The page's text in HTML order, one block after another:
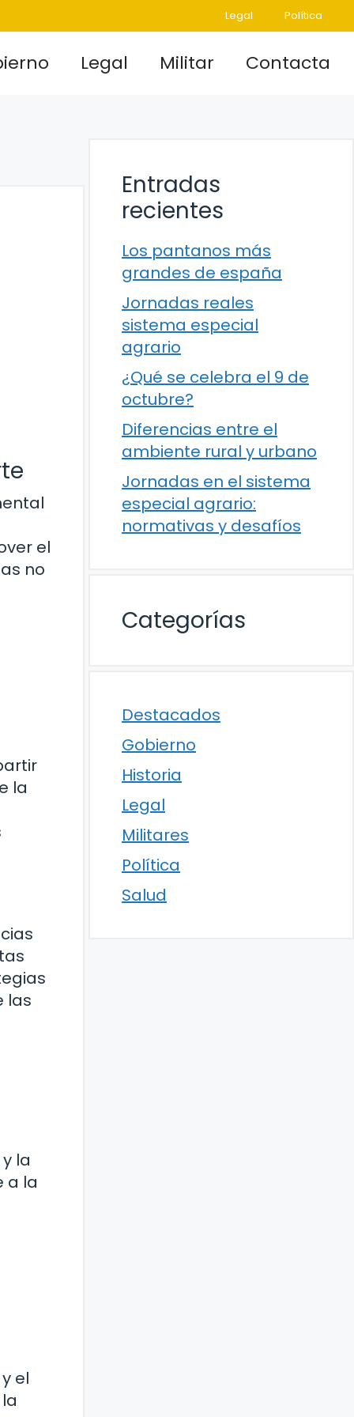
Legal Política
Legal Militar Contacta
el
no
la
las
la
a la
el
Entradas
recientes
Los pantanos más
grandes de españa
Jornadas reales
sistema especial
agrario
¿Qué se celebra el 9 de
octubre?
Diferencias entre el
ambiente rural y urbano
Jornadas en el sistema
especial agrario:
normativas y desafíos
Categorías
Destacados
Gobierno
Historia
Legal
Militares
Política
Salud